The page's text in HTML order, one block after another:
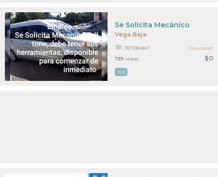
Vega Baja
$0
Se Solicita Mecánico
7875984847
MAS
739 vistas
PR44034187